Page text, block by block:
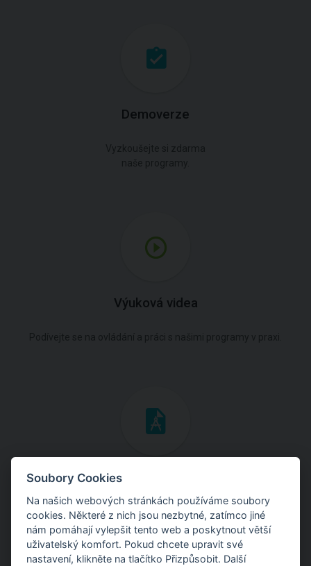
Demoverze
Výuková videa
Inženýrské manuály
Stáhněte si manuály s teoretickými i praktickými ukázkami
použití programů.
Soubory Cookies
Na našich webových stránkách používáme soubory
cookies. Některé z nich jsou nezbytné, zatímco jiné
nám pomáhají vylepšit tento web a poskytnout větší
uživatelský komfort. Pokud chcete upravit své
nastavení, klikněte na tlačítko Přizpůsobit. Další